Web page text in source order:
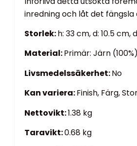
inredning och låt det fängsla
Storlek:h: 33 cm, d: 10.5 cm,
Material:Primär: Järn (100%)
Livsmedelssäkerhet:No
Kan variera:Finish, Färg,
Nettovikt:1.38 kg
Taravikt:0.68 kg